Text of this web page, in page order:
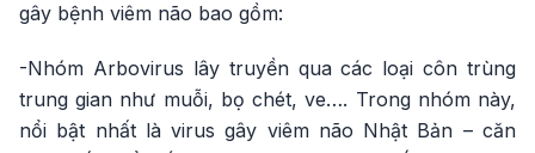
gây bệnh viêm não bao gồm:
-Nhóm Arbovirus lây truyền qua các loại côn trùng
trung gian như muỗi, bọ chét, ve…. Trong nhóm này,
nổi bật nhất là virus gây viêm não Nhật Bản – căn